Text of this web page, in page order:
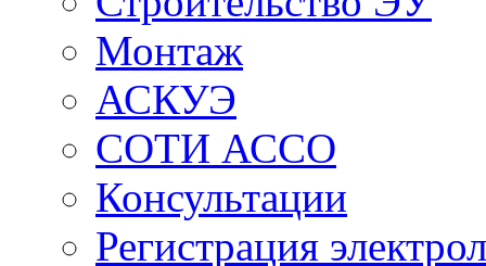
Монтаж
АСКУЭ
СОТИ АССО
Консультации
Регистрация